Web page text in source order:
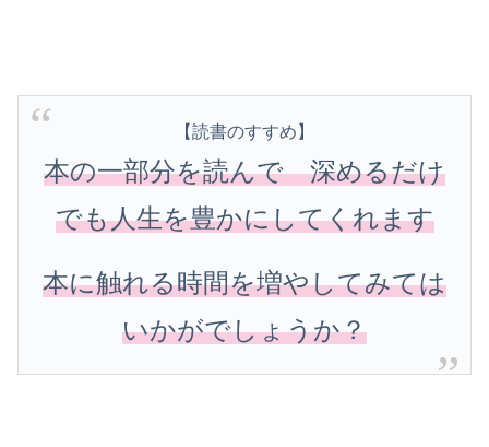
【読書のすすめ】
本の一部分を読んで 深めるだけ
でも人生を豊かにしてくれます
本に触れる時間を増やしてみては
いかがでしょうか？